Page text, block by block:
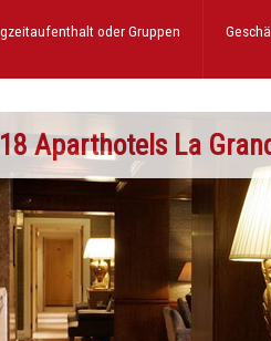
oder Gruppen
18 Aparthotels La